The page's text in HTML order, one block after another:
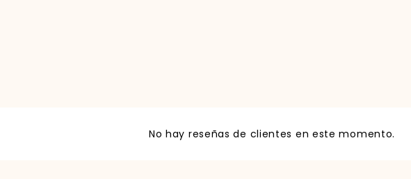
No hay reseñas de clientes en este momento.